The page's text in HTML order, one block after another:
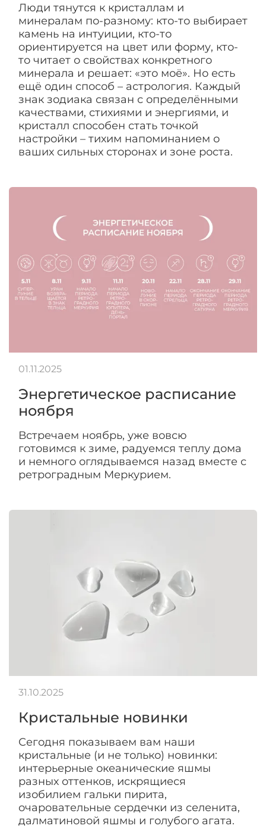
Люди тянутся к кристаллам и
минералам по-разному: кто-то выбирает
камень на интуиции, кто-то
ориентируется на цвет или форму, кто-
то читает о свойствах конкретного
минерала и решает: «это моё». Но есть
ещё один способ – астрология. Каждый
знак зодиака связан с определёнными
качествами, стихиями и энергиями, и
кристалл способен стать точкой
настройки – тихим напоминанием о
ваших сильных сторонах и зоне роста.
Энергетическое расписание
ноября
Встречаем ноябрь, уже вовсю
готовимся к зиме, радуемся теплу дома
и немного оглядываемся назад вместе с
ретроградным Меркурием.
01.11.2025
Кристальные новинки
Сегодня показываем вам наши
кристальные (и не только) новинки:
интерьерные океанические яшмы
разных оттенков, искрящиеся
изобилием гальки пирита,
очаровательные сердечки из селенита,
далматиновой яшмы и голубого агата.
31.10.2025